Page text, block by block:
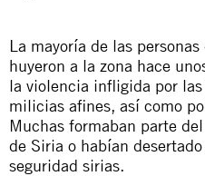
La mayoría de las
huyeron a la zona hace
la violencia infligida por
milicias afines, así como
Muchas formaban parte
de Siria o habían
seguridad sirias.